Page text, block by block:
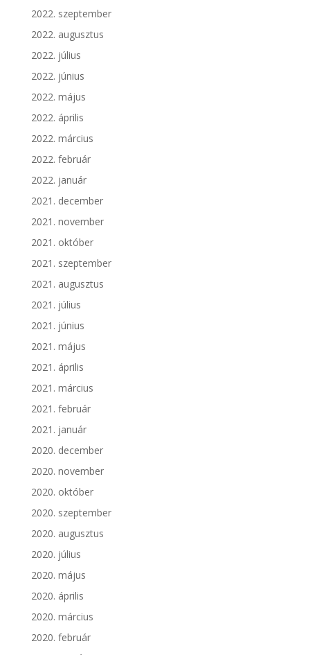
2022. szeptember
2022. augusztus
2022. július
2022. június
2022. május
2022. április
2022. március
2022. február
2022. január
2021. december
2021. november
2021. október
2021. szeptember
2021. augusztus
2021. július
2021. június
2021. május
2021. április
2021. március
2021. február
2021. január
2020. december
2020. november
2020. október
2020. szeptember
2020. augusztus
2020. július
2020. május
2020. április
2020. március
2020. február